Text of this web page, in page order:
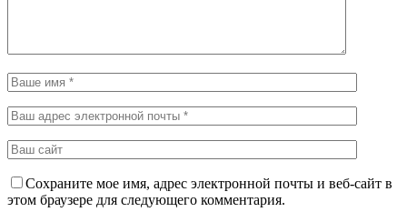
Сохраните мое имя, адрес электронной почты и веб-сайт в
этом браузере для следующего комментария.